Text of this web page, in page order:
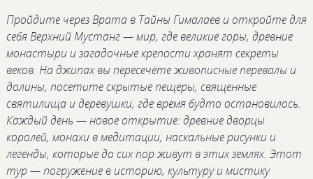
Пройдите через Врата в Тайны Гималаев и откройте для
себя Верхний Мустанг — мир, где великие горы, древние
монастыри и загадочные крепости хранят секреты
веков. На джипах вы пересечёте живописные перевалы и
долины, посетите скрытые пещеры, священные
святилища и деревушки, где время будто остановилось.
Каждый день — новое открытие: древние дворцы
королей, монахи в медитации, наскальные рисунки и
легенды, которые до сих пор живут в этих землях. Этот
тур — погружение в историю, культуру и мистику